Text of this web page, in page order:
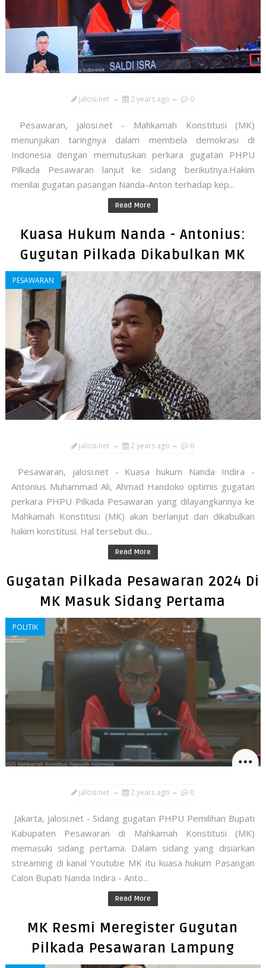
jalosi.net 2 years ago 0
Pesawaran, jalosi.net - Mahkamah Konstitusi (MK)
menunjukan taringnya dalam membela demokrasi di
Indonesia dengan memutuskan perkara gugatan PHPU
Pilkada Pesawaran lanjut ke sidang berikutnya.Hakim
menilai gugatan pasangan Nanda-Anton terhadap kep...
Read More
Kuasa Hukum Nanda - Antonius:
Gugutan Pilkada Dikabulkan MK
PESAWARAN
jalosi.net 2 years ago 0
Pesawaran, jalosi.net - Kuasa hukum Nanda Indira -
Antonius Muhammad Ali, Ahmad Handoko optimis gugatan
perkara PHPU Pilkada Pesawaran yang dilayangkannya ke
Mahkamah Konstitusi (MK) akan berlanjut dan dikabulkan
hakim konstitusi. Hal tersebut diu...
Read More
Gugatan Pilkada Pesawaran 2024 Di
MK Masuk Sidang Pertama
POLITIK
jalosi.net 2 years ago 0
Jakarta, jalosi.net - Sidang gugatan PHPU Pemilihan Bupati
Kabupaten Pesawaran di Mahkamah Konstitusi (MK)
memasuki sidang pertama. Dalam sidang yang disiarkan
streaming di kanal Youtube MK itu kuasa hukum Pasangan
Calon Bupati Nanda Indira - Anto...
Read More
MK Resmi Meregister Gugutan
Pilkada Pesawaran Lampung